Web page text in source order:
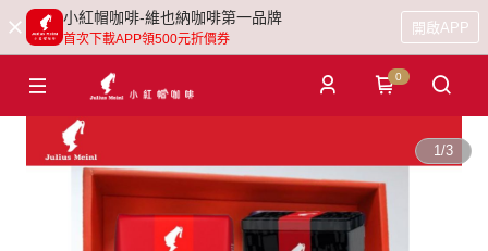
小紅帽咖啡-維也納咖啡第一品牌
首次下載APP領500元折價券
開啟APP
0
1/3